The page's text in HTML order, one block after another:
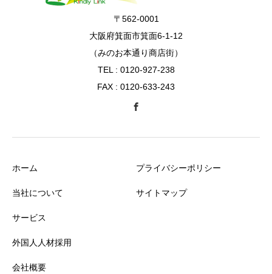
〒562-0001
大阪府箕面市箕面6-1-12
（みのお本通り商店街）
TEL : 0120-927-238
FAX : 0120-633-243
ホーム
当社について
サービス
外国人人材採用
会社概要
プライバシーポリシー
サイトマップ